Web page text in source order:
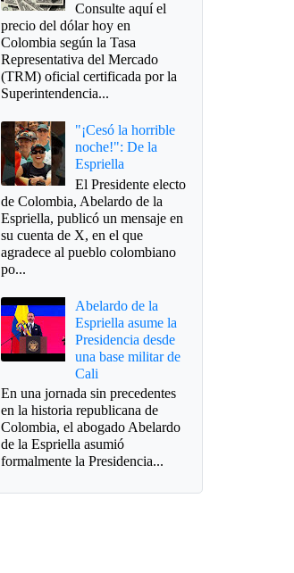
Consulte aquí el
precio del dólar hoy en
Colombia según la Tasa
Representativa del Mercado
(TRM) oficial certificada por la
Superintendencia...
"¡Cesó la horrible
noche!": De la
Espriella
El Presidente electo
de Colombia, Abelardo de la
Espriella, publicó un mensaje en
su cuenta de X, en el que
agradece al pueblo colombiano
po...
Abelardo de la
Espriella asume la
Presidencia desde
una base militar de
Cali
En una jornada sin precedentes
en la historia republicana de
Colombia, el abogado Abelardo
de la Espriella asumió
formalmente la Presidencia...